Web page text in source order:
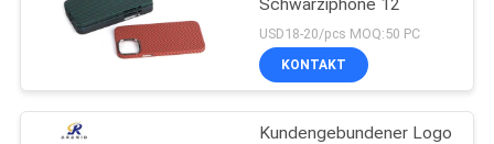
Schwarziphone 12
USD18-20/pcs MOQ:50 PC
KONTAKT
Kundengebundener Logo